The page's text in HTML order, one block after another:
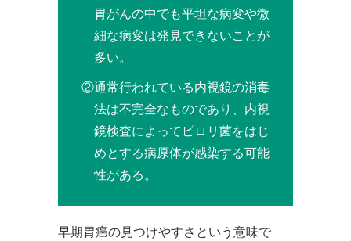
胃がんの中でも平坦な病変や微
細な病変は発見できないことが
多い。
②通常行われている内視鏡の消毒
法は不完全なものであり、内視
鏡検査によってピロリ菌をはじ
めとする病原体が感染する可能
性がある。
早期胃癌の見つけやすさという意味で